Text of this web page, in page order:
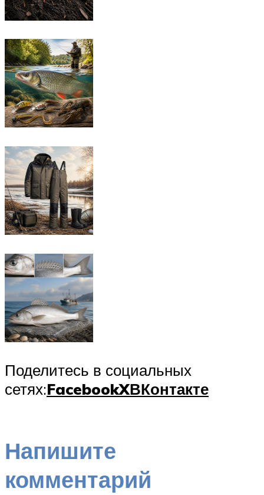
Поделитесь в социальных
сетях:FacebookXВКонтакте
Напишите
комментарий